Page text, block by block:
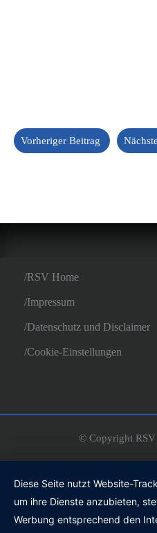
Vorheriger Beitrag
RSV Home
Impressum
Datenschutz und Disclaimer
Cookie-Einstellungen
© Copyright RSV
Diese Seite nutzt Website-
um ihre Dienste anzubieten,
Werbung entsprechend den